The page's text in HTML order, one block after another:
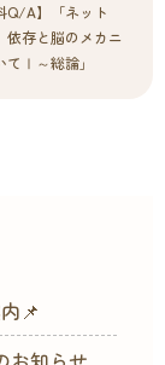
Q/A】「ネット
依存と脳のメカニ
てⅠ～総論」
📌